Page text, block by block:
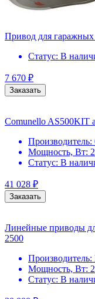
Привод для
Статус: В
7 670 ₽
Заказать
Comunello AS500KIT
Производитель:
Мощность, Вт:
Статус: В
41 028 ₽
Заказать
Линейные приводы
2500
Производитель:
Мощность, Вт:
Статус: В